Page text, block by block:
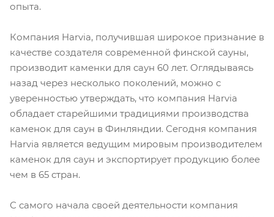
опыта.
Компания Harvia, получившая широкое признание в
качестве создателя современной финской сауны,
производит каменки для саун 60 лет. Оглядываясь
назад через несколько поколений, можно с
уверенностью утверждать, что компания Harvia
обладает старейшими традициями производства
каменок для саун в Финляндии. Сегодня компания
Harvia является ведущим мировым производителем
каменок для саун и экспортирует продукцию более
чем в 65 стран.
С самого начала своей деятельности компания